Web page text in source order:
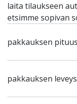
laita tilaukseen
etsimme sopivan
pakkauksen pituus
pakkauksen leveys